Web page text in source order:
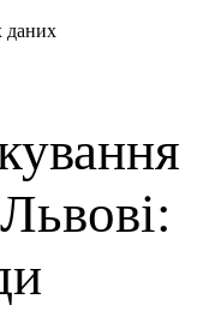
даних